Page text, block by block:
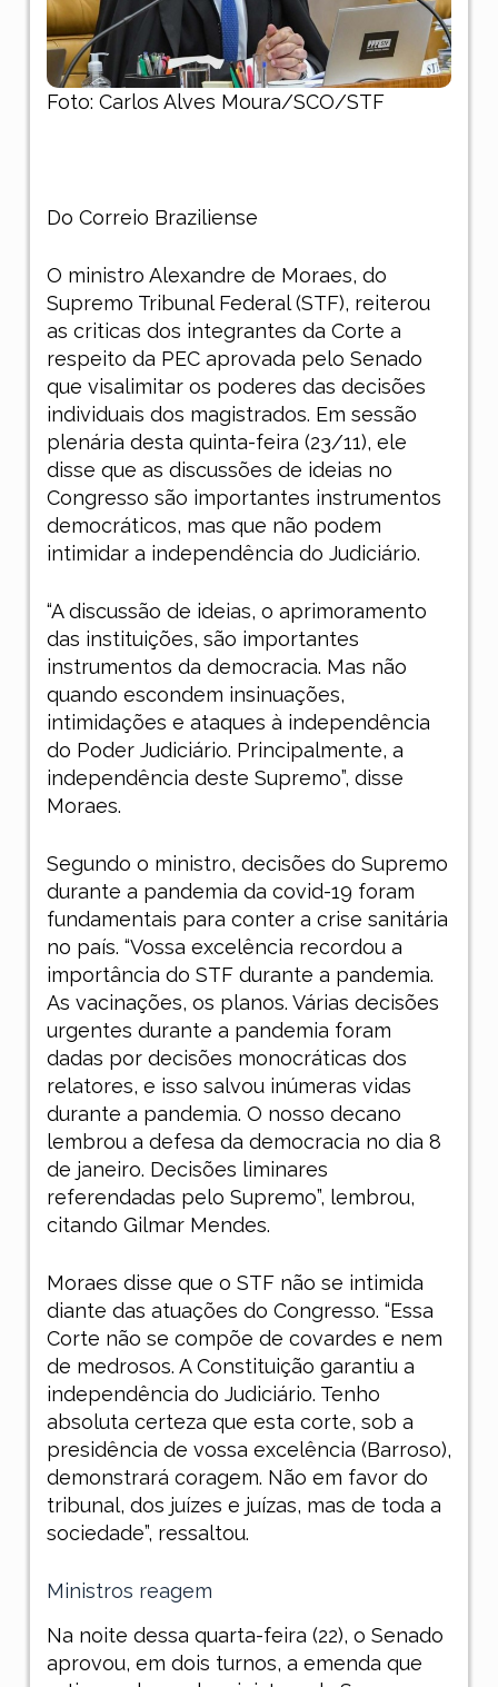
Foto: Carlos Alves Moura/SCO/STF
Do Correio Braziliense
O ministro Alexandre de Moraes, do
Supremo Tribunal Federal (STF), reiterou
as criticas dos integrantes da Corte a
respeito da PEC aprovada pelo Senado
que visalimitar os poderes das decisões
individuais dos magistrados. Em sessão
plenária desta quinta-feira (23/11), ele
disse que as discussões de ideias no
Congresso são importantes instrumentos
democráticos, mas que não podem
intimidar a independência do Judiciário.
“A discussão de ideias, o aprimoramento
das instituições, são importantes
instrumentos da democracia. Mas não
quando escondem insinuações,
intimidações e ataques à independência
do Poder Judiciário. Principalmente, a
independência deste Supremo”, disse
Moraes.
Segundo o ministro, decisões do Supremo
durante a pandemia da covid-19 foram
fundamentais para conter a crise sanitária
no país. “Vossa excelência recordou a
importância do STF durante a pandemia.
As vacinações, os planos. Várias decisões
urgentes durante a pandemia foram
dadas por decisões monocráticas dos
relatores, e isso salvou inúmeras vidas
durante a pandemia. O nosso decano
lembrou a defesa da democracia no dia 8
de janeiro. Decisões liminares
referendadas pelo Supremo”, lembrou,
citando Gilmar Mendes.
Moraes disse que o STF não se intimida
diante das atuações do Congresso. “Essa
Corte não se compõe de covardes e nem
de medrosos. A Constituição garantiu a
independência do Judiciário. Tenho
absoluta certeza que esta corte, sob a
presidência de vossa excelência (Barroso),
demonstrará coragem. Não em favor do
tribunal, dos juízes e juízas, mas de toda a
sociedade”, ressaltou.
Ministros reagem
Na noite dessa quarta-feira (22), o Senado
aprovou, em dois turnos, a emenda que